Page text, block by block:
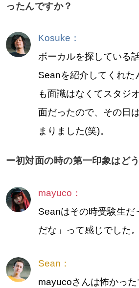
ったんですか？
Kosuke：
ボーカルを探している
Seanを紹介してくれた
も面識はなくてスタジ
面だったので、その日
まりました(笑)。
ー初対面の時の第一印象はど
mayuco：
Seanはその時受験生だ
だな」って感じでした。
Sean：
mayucoさんは怖かった